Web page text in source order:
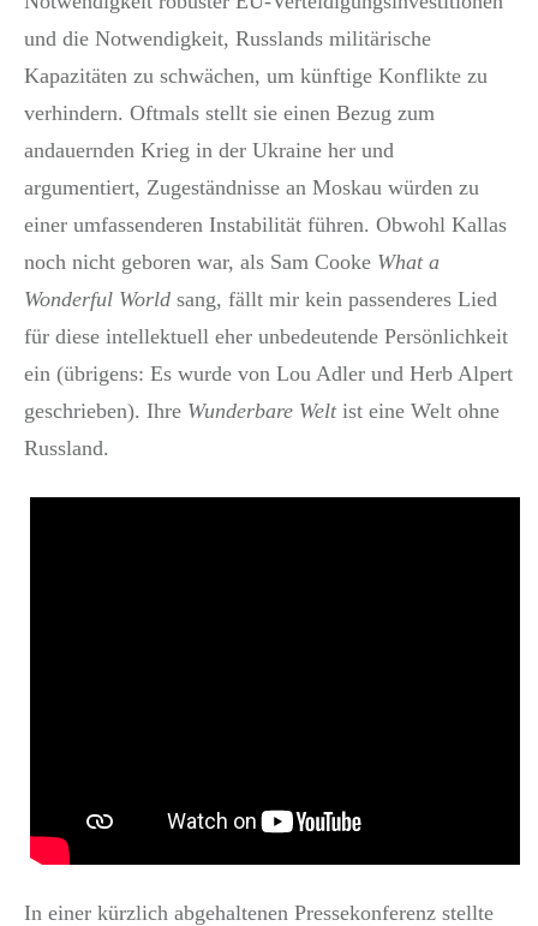
und die Notwendigkeit, Russlands militärische
Kapazitäten zu schwächen, um künftige Konflikte zu
verhindern. Oftmals stellt sie einen Bezug zum
andauernden Krieg in der Ukraine her und
argumentiert, Zugeständnisse an Moskau würden zu
einer umfassenderen Instabilität führen. Obwohl Kallas
noch nicht geboren war, als Sam Cooke What a
Wonderful World sang, fällt mir kein passenderes Lied
für diese intellektuell eher unbedeutende Persönlichkeit
ein (übrigens: Es wurde von Lou Adler und Herb Alpert
geschrieben). Ihre Wunderbare Weltist eine Welt ohne
Russland.
In einer kürzlich abgehaltenen Pressekonferenz stellte